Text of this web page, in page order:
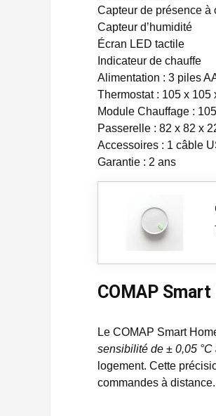
Capteur de présence à
Capteur d’humidité
Écran LED tactile
Indicateur de chauffe
Alimentation : 3 piles
Thermostat : 105 x 105
Module Chauffage :
Passerelle : 82 x 82 x
Accessoires : 1 câble
Garantie : 2 ans
COMAP
Le COMAP Smart
sensibilité de ± 0,05
logement. Cette
commandes à distance.